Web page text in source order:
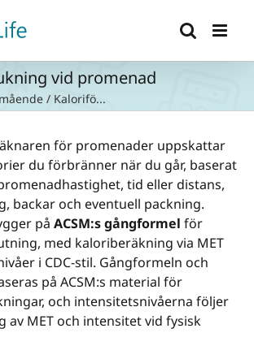
vid promenad
/ Kalorifö...
för promenader uppskattar
du förbränner när du går, baserat
tid eller distans,
backar och eventuell packning.
på ACSM:s gångformel för
med kaloriberäkning via MET
i CDC-stil. Gångformeln och
på ACSM:s material för
och intensitetsnivåerna följer
av MET och intensitet vid fysisk